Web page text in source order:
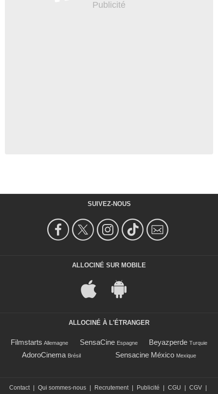
SUIVEZ-NOUS
ALLOCINÉ SUR MOBILE
ALLOCINÉ À L'ÉTRANGER
Filmstarts Allemagne SensaCine Espagne Beyazperde Turquie
AdoroCinema Brésil Sensacine México Mexique
Contact Qui sommes-nous Recrutement Publicité CGU CGV